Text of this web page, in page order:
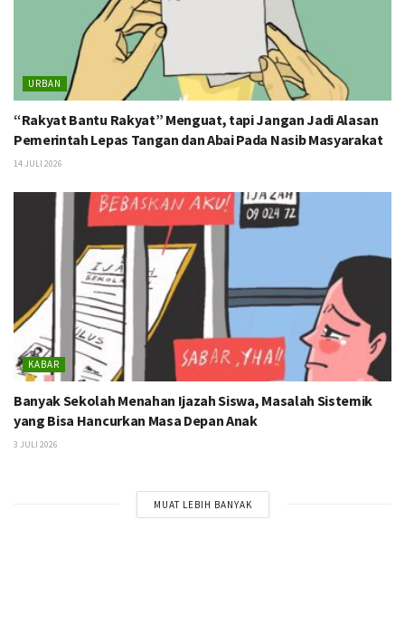
URBAN
“Rakyat Bantu Rakyat” Menguat, tapi Jangan Jadi Alasan
Pemerintah Lepas Tangan dan Abai Pada Nasib Masyarakat
14 JULI 2026
KABAR
Banyak Sekolah Menahan Ijazah Siswa, Masalah Sistemik
yang Bisa Hancurkan Masa Depan Anak
3 JULI 2026
MUAT LEBIH BANYAK